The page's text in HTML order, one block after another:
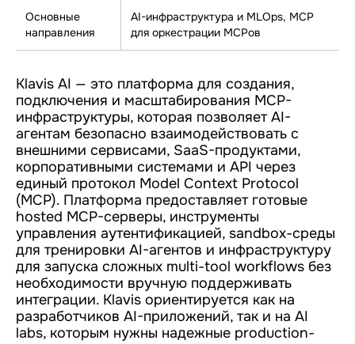
Основные
направления
AI-инфраструктура и MLOps, МСР
для оркестрации МСРов
Klavis AI — это платформа для создания,
подключения и масштабирования MCP-
инфраструктуры, которая позволяет AI-
агентам безопасно взаимодействовать с
внешними сервисами, SaaS-продуктами,
корпоративными системами и API через
единый протокол Model Context Protocol
(MCP). Платформа предоставляет готовые
hosted MCP-серверы, инструменты
управления аутентификацией, sandbox-среды
для тренировки AI-агентов и инфраструктуру
для запуска сложных multi-tool workflows без
необходимости вручную поддерживать
интеграции. Klavis ориентируется как на
разработчиков AI-приложений, так и на AI
labs, которым нужны надежные production-